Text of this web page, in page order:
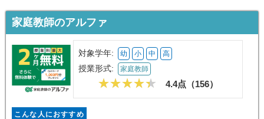
家庭教師のアルファ
対象学年: 幼 小 中 高
授業形式: 家庭教師
4.4点（156）
こんな人におすすめ